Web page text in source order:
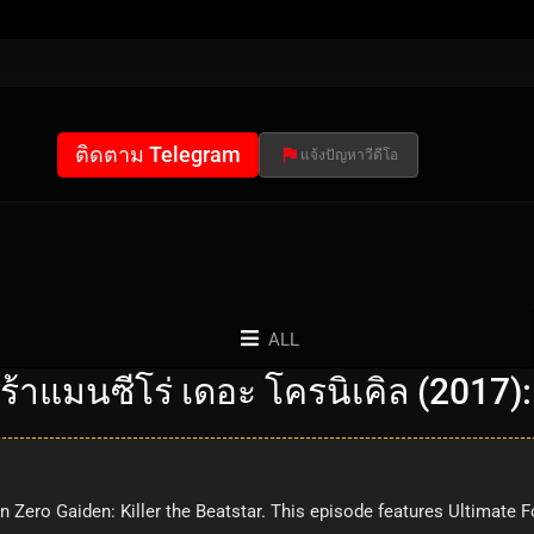
ติดตาม Telegram แจ้งปัญหาวีดีโอ
ALL
าแมนซีโร่ เดอะ โครนิเคิล
Gaiden: Killer the Beatstar. This episode features Ultimate